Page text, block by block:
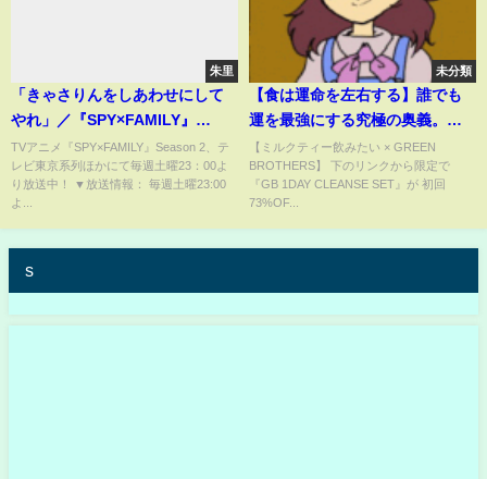
朱里
「きゃさりんをしあわせにして
やれ」／『SPY×FAMILY』
Season 2／MISSION:26
#SPY_FAMILY #スパイファミリ
ー #shorts
TVアニメ『SPY×FAMILY』Season 2、テ
レビ東京系列ほかにて毎週土曜23：00よ
り放送中！ ▼放送情報： 毎週土曜23:00
よ...
未分類
【食は運命を左右する】誰でも
運を最強にする究極の奥義。
【水野南北】
【ミルクティー飲みたい × GREEN
BROTHERS】 下のリンクから限定で
『GB 1DAY CLEANSE SET』が 初回
73%OF...
s